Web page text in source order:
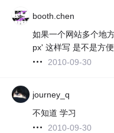
booth.chen
如果一个网站多个地
px' 这样写 是不是方
2010-09-30
journey_q
不知道 学习
2010-09-30